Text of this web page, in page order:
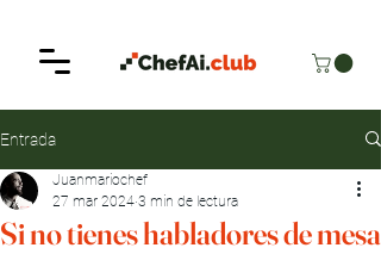
Entrada
Si no tienes habladores de mesa
Juanmariochef
27 mar 2024 3 min de lectura